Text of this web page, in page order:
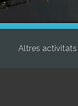
Altres activitats